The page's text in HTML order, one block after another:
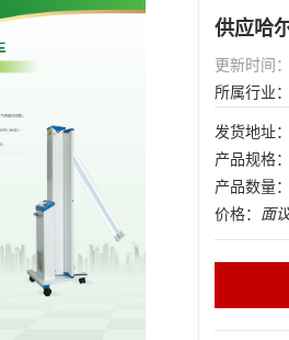
供应哈
更新时间
所属行业：
发货地址
产品规格
产品数量：
价格： 面